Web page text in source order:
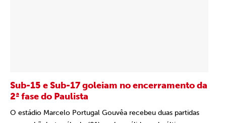
Sub-15 e Sub-17 goleiam no encerramento da
2ª fase do Paulista
O estádio Marcelo Portugal Gouvêa recebeu duas partidas